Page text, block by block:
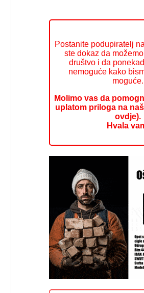
Postanite podupiratelj
ste dokaz da
društvo i da
nemoguće kako
moguće.
Molimo vas da
uplatom priloga na
ovdje).
Hvala